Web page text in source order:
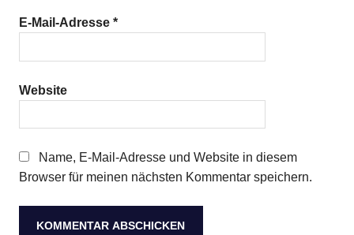
E-Mail-Adresse *
Website
Name, E-Mail-Adresse und Website in diesem
Browser für meinen nächsten Kommentar speichern.